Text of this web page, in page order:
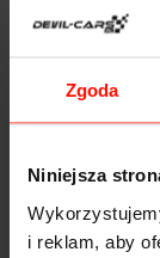
Zgoda
Niniejsza
i reklam, aby
Napęd: